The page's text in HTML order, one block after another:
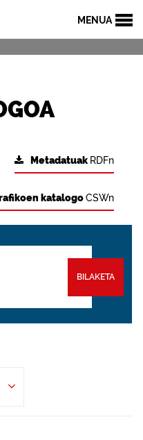
MENUA
Metadatuak RDFn
katalogoCSWn
BILAKETA